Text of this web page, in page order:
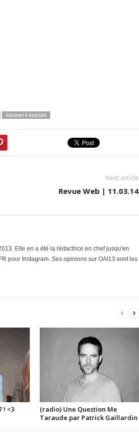
SOLDATS RUSSES
Next article
Revue Web | 11.03.14
Elle en a été la rédactrice en chef jusqu'en
pour Instagram. Ses opinions sur OAI13 sont les
! <3
(radio) Une Question Me
Taraude par Patrick Gaillardin